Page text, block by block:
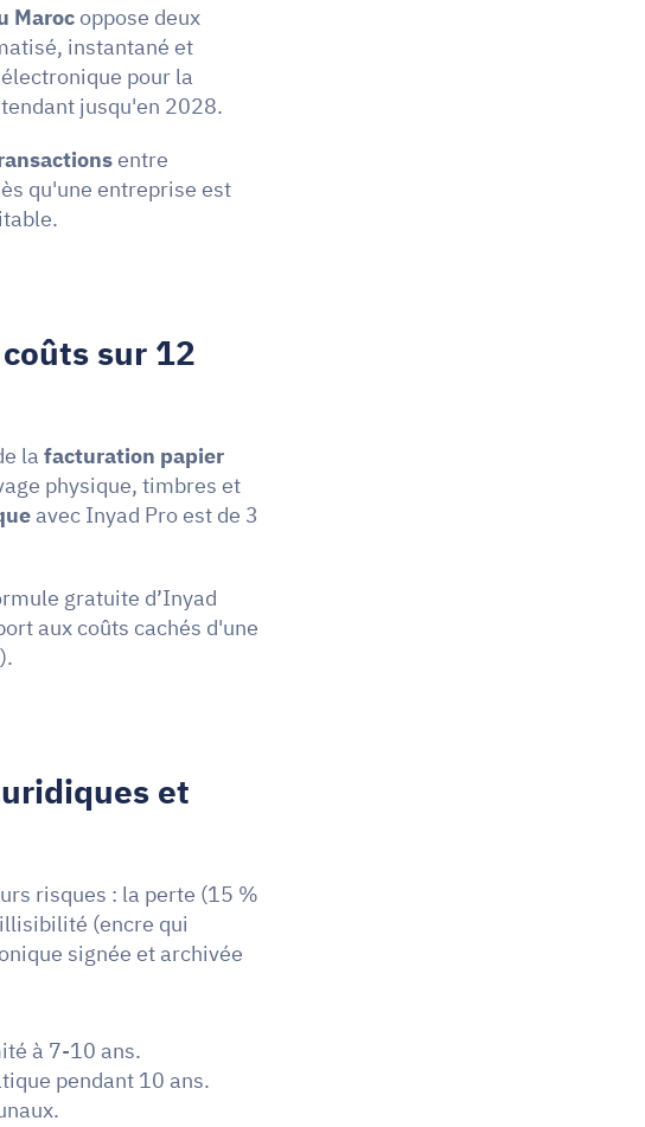
Maroc oppose deux
instantané et
pour la
jusqu'en 2028.
entre
qu'une entreprise est
sur 12
la facturation papier
physique, timbres et
avec Inyad Pro est de 3
gratuite d’Inyad
et
risques : la perte (15 %
(encre qui
signée et archivée
à 7-10 ans.
pendant 10 ans.